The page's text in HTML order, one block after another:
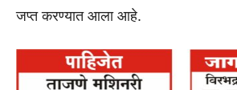
जप्त करण्यात आला आहे.